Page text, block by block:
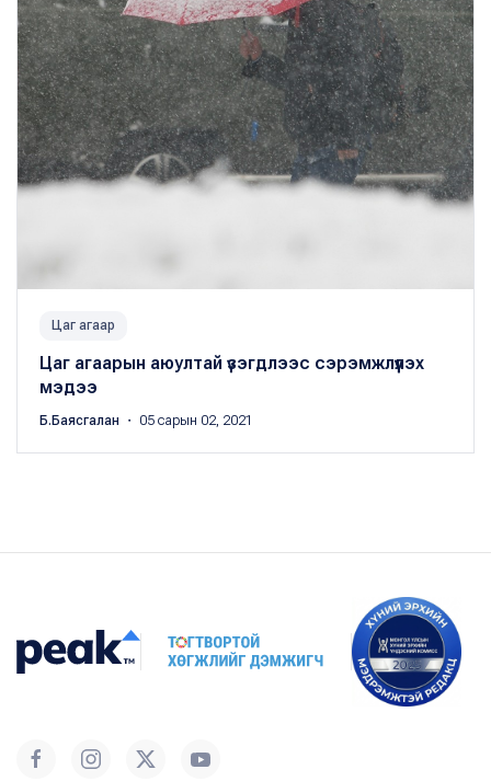
Цаг агаар
Цаг агаарын аюултай үзэгдлээс сэрэмжлүүлэх
мэдээ
Б.Баясгалан ・ 05 сарын 02, 2021